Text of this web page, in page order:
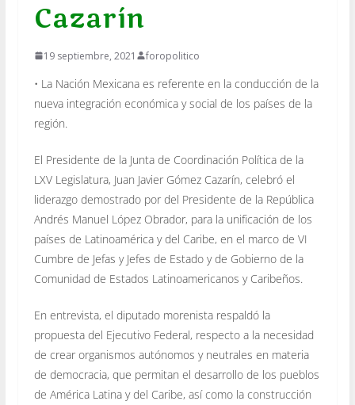
Cazarín
19 septiembre, 2021 foropolitico
• La Nación Mexicana es referente en la conducción de la
nueva integración económica y social de los países de la
región.
El Presidente de la Junta de Coordinación Política de la
LXV Legislatura, Juan Javier Gómez Cazarín, celebró el
liderazgo demostrado por del Presidente de la República
Andrés Manuel López Obrador, para la unificación de los
países de Latinoamérica y del Caribe, en el marco de VI
Cumbre de Jefas y Jefes de Estado y de Gobierno de la
Comunidad de Estados Latinoamericanos y Caribeños.
En entrevista, el diputado morenista respaldó la
propuesta del Ejecutivo Federal, respecto a la necesidad
de crear organismos autónomos y neutrales en materia
de democracia, que permitan el desarrollo de los pueblos
de América Latina y del Caribe, así como la construcción